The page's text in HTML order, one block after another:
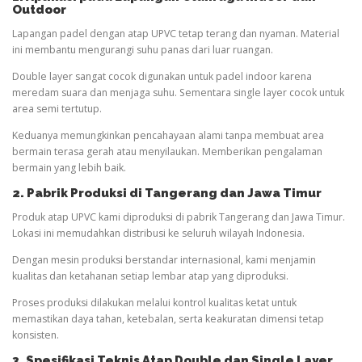
Outdoor
Lapangan padel dengan atap UPVC tetap terang dan nyaman. Material
ini membantu mengurangi suhu panas dari luar ruangan.
Double layer sangat cocok digunakan untuk padel indoor karena
meredam suara dan menjaga suhu. Sementara single layer cocok untuk
area semi tertutup.
Keduanya memungkinkan pencahayaan alami tanpa membuat area
bermain terasa gerah atau menyilaukan. Memberikan pengalaman
bermain yang lebih baik.
2. Pabrik Produksi di Tangerang dan Jawa Timur
Produk atap UPVC kami diproduksi di pabrik Tangerang dan Jawa Timur.
Lokasi ini memudahkan distribusi ke seluruh wilayah Indonesia.
Dengan mesin produksi berstandar internasional, kami menjamin
kualitas dan ketahanan setiap lembar atap yang diproduksi.
Proses produksi dilakukan melalui kontrol kualitas ketat untuk
memastikan daya tahan, ketebalan, serta keakuratan dimensi tetap
konsisten.